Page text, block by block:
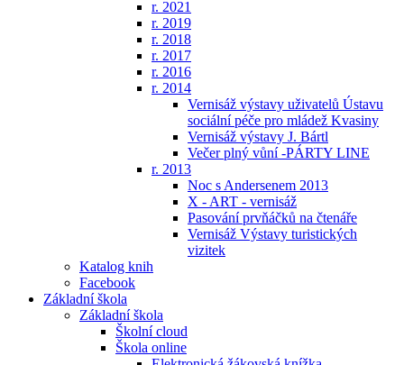
r. 2021
r. 2019
r. 2018
r. 2017
r. 2016
r. 2014
Vernisáž výstavy uživatelů Ústavu
sociální péče pro mládež Kvasiny
Vernisáž výstavy J. Bártl
Večer plný vůní -PÁRTY LINE
r. 2013
Noc s Andersenem 2013
X - ART - vernisáž
Pasování prvňáčků na čtenáře
Vernisáž Výstavy turistických
vizitek
Katalog knih
Facebook
Základní škola
Základní škola
Školní cloud
Škola online